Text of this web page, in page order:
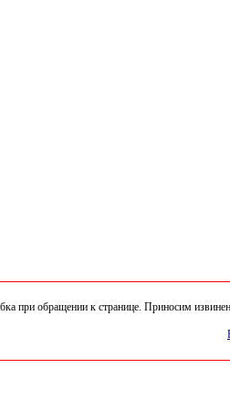
при обращении к странице. Приносим